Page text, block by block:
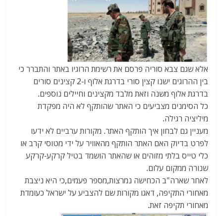
אלא שגם צבא סוריה פרסם את רשימת הרוגיו באתר והתברר כי
בין ההרוגים ישנו קצין סורי בדרגת אלוף ו-2 קצינים סורים
בדרגת אלוף משנה וזאת מלבד מקצינים וחיילים נוספים.
כל הסימנים מצביעים כי האתר שהותקף לא היה מפקדת
מיליציה רגילה.
מעניין גם לבחון איך הותקף האתר. מקורות ערביים לא ידעו
לפרט בדיוק האם האתר הותקף מהאוויר על ידי מטוסי קרב או
כלי טייס בלתי מזוהים או שהאתר הושמד בטיל קרקע-קרקע
שנורה ממקום עלום.
לאחר שארה"ב הכחישה נמרצות,מספר פעמים,כי היא ניצבת
מאחורי התקיפה, דאגו מקורות שם להצביע על ישראל כעומדת
מאחורי תקיפה זאת.